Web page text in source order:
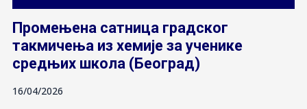
Промењена сатница градског
такмичења из хемије за ученике
средњих школа (Београд)
16/04/2026